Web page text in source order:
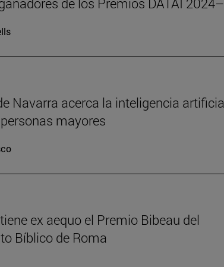
Navarra acerca la inteligencia
mayores
ex aequo el Premio Bibeau del
Bíblico de Roma